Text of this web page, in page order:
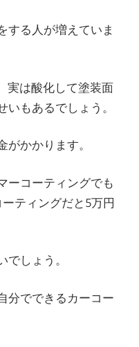
する人が増えていま
実は酸化して塗装面
もあるでしょう。
かかります。
ーコーティングでも
ティングだと5万円
しょう。
分でできるカーコー